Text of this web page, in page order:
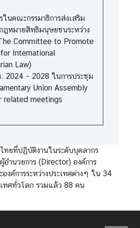
ในคณะกรรมาธิการส่งเสริม
ฎหมายสิทธิมนุษยชนระหว่าง
Committee to Promote
International
Law)
. 2024 - 2028 ในการประชุม
Union Assembly
related meetings
ทยที่ปฏิบัติงานในระดับบุคลากร
อำนวยการ (Director) องค์การ
งค์การระหว่างประเทศต่างๆ ใน 34
ทศทั่วโลก รวมแล้ว 88 คน